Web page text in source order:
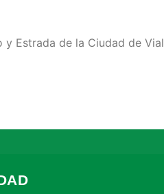
Estrada de la Ciudad de